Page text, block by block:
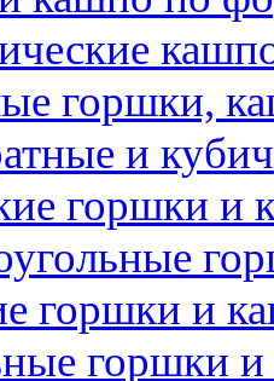
горшки,
и
горшки и
горшки и
горшки